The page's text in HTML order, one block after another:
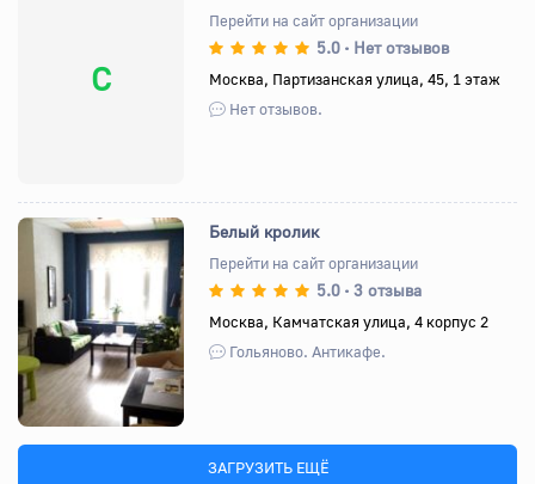
С
Перейти на сайт организации
5.0 • Нет отзывов
Москва, Партизанская улица, 45, 1 этаж
Нет отзывов.
Назад Вперед
Белый кролик
Перейти на сайт организации
5.0 • 3 отзыва
Москва, Камчатская улица, 4 корпус 2
Гольяново. Антикафе.
ЗАГРУЗИТЬ ЕЩЁ